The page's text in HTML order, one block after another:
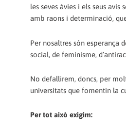
les seves àvies i els seus
amb raons i determinació,
Per nosaltres són esperança
social, de feminisme,
No defallirem, doncs, per
universitats que fomentin la
Per tot això exigim: